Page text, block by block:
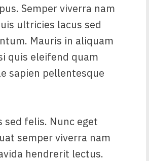
Semper viverra nam
ultricies lacus sed
Mauris in aliquam
quis eleifend quam
sapien pellentesque
felis. Nunc eget
semper viverra nam
hendrerit lectus.